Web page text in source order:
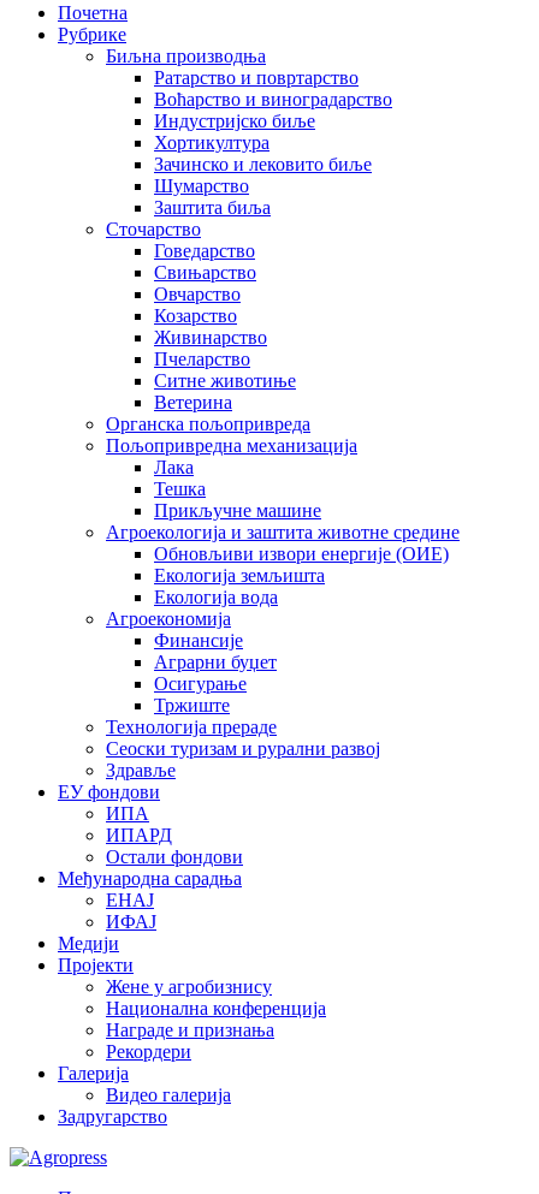
Почетна
Рубрике
Биљна производња
Ратарство и повртарство
Воћарство и виноградарство
Индустријско биље
Хортикултура
Зачинско и лековито биље
Шумарство
Заштита биља
Сточарство
Говедарство
Свињарство
Овчарство
Козарство
Живинарство
Пчеларство
Ситне животиње
Ветерина
Органска пољопривреда
Пољопривредна механизација
Лака
Тешка
Прикључне машине
Агроекологија и заштита животне средине
Обновљиви извори енергије (ОИЕ)
Екологија земљишта
Екологија вода
Агроекономија
Финансије
Аграрни буџет
Осигурање
Тржиште
Технологија прераде
Сеоски туризам и рурални развој
Здравље
ЕУ фондови
ИПА
ИПАРД
Остали фондови
Међународна сарадња
ЕНАЈ
ИФАЈ
Медији
Пројекти
Жене у агробизнису
Национална конференција
Награде и признања
Рекордери
Галерија
Видео галерија
Задругарство